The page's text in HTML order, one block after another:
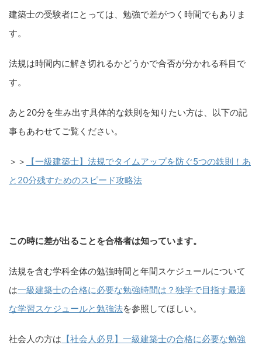
建築士の受験者にとっては、勉強で差がつく時間でもありま
す。
法規は時間内に解き切れるかどうかで合否が分かれる科目で
す。
あと20分を生み出す具体的な鉄則を知りたい方は、以下の記
事もあわせてご覧ください。
＞＞
【一級建築士】法規でタイムアップを防ぐ5つの鉄則！あ
と20分残すためのスピード攻略法
この時に差が出ることを合格者は知っています。
法規を含む学科全体の勉強時間と年間スケジュールについて
は一級建築士の合格に必要な勉強時間は？独学で目指す最適
な学習スケジュールと勉強法を参照してほしい。
社会人の方は 【社会人必見】一級建築士の合格に必要な勉強